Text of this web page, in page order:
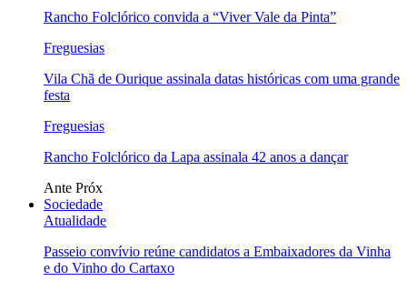
Rancho Folclórico convida a “Viver Vale da Pinta”
Freguesias
Vila Chã de Ourique assinala datas históricas com uma grande
festa
Freguesias
Rancho Folclórico da Lapa assinala 42 anos a dançar
Ante Próx
Sociedade
Atualidade
Passeio convívio reúne candidatos a Embaixadores da Vinha
e do Vinho do Cartaxo